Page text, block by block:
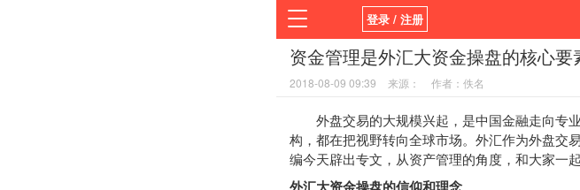
登录 / 注册
首页 新闻
平台
指标EA
资金管理是外汇大资金操盘的核心要
2018-08-09 09:39 来源： 作者：佚名
外盘交易的大规模兴起，是中国金融走向专
构，都在把视野转向全球市场。外汇作为外盘交
编今天辟出专文，从资产管理的角度，和大家一